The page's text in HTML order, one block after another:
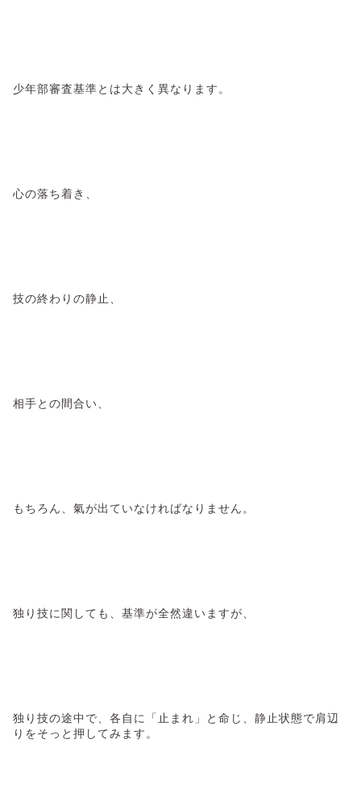
少年部審査基準とは大きく異なります。
心の落ち着き、
技の終わりの静止、
相手との間合い、
もちろん、氣が出ていなければなりません。
独り技に関しても、基準が全然違いますが、
独り技の途中で、各自に「止まれ」と命じ、静止状態で肩辺
りをそっと押してみます。